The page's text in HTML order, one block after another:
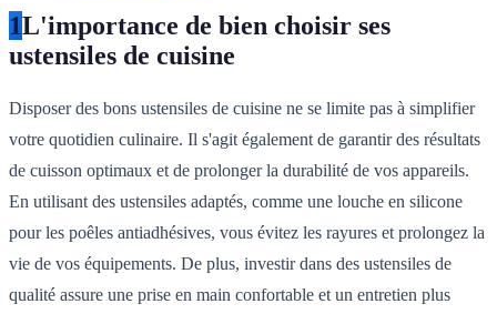
1L'importance de bien choisir ses
ustensiles de cuisine
Disposer des bons ustensiles de cuisine ne se limite pas à simplifier
votre quotidien culinaire. Il s'agit également de garantir des résultats
de cuisson optimaux et de prolonger la durabilité de vos appareils.
En utilisant des ustensiles adaptés, comme une louche en silicone
pour les poêles antiadhésives, vous évitez les rayures et prolongez la
vie de vos équipements. De plus, investir dans des ustensiles de
qualité assure une prise en main confortable et un entretien plus